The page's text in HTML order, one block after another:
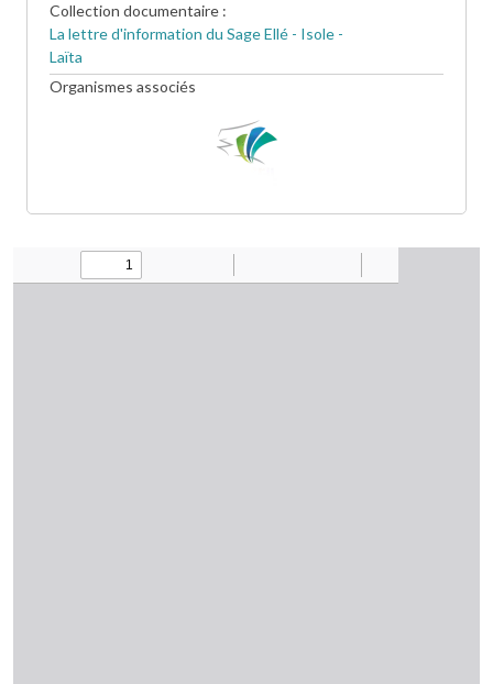
Collection documentaire
La lettre d'information du Sage Ellé - Isole -
Laïta
Organismes associés